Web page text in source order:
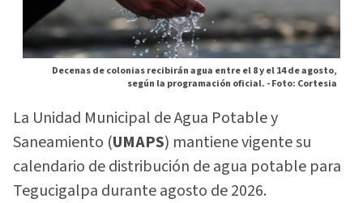
Decenas de colonias recibirán agua entre el 8 y el 14 de agosto,
según la programación oficial. -Foto: Cortesia
La Unidad Municipal de Agua Potable y
Saneamiento (UMAPS) mantiene vigente su
calendario de distribución de agua potable para
Tegucigalpa durante agosto de 2026.